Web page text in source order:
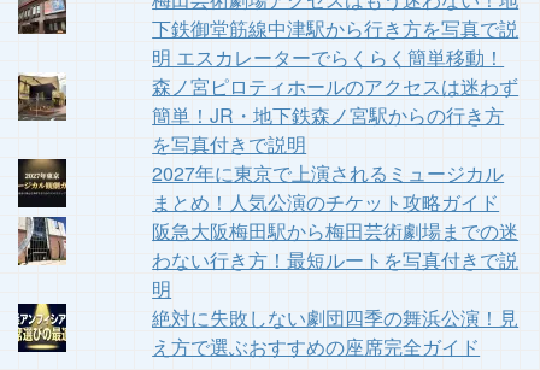
下鉄御堂筋線中津駅から行き方を写真で説
明 エスカレーターでらくらく簡単移動！
森ノ宮ピロティホールのアクセスは迷わず
簡単！JR・地下鉄森ノ宮駅からの行き方
を写真付きで説明
2027年に東京で上演されるミュージカル
まとめ！人気公演のチケット攻略ガイド
阪急大阪梅田駅から梅田芸術劇場までの迷
わない行き方！最短ルートを写真付きで説
明
絶対に失敗しない劇団四季の舞浜公演！見
え方で選ぶおすすめの座席完全ガイド